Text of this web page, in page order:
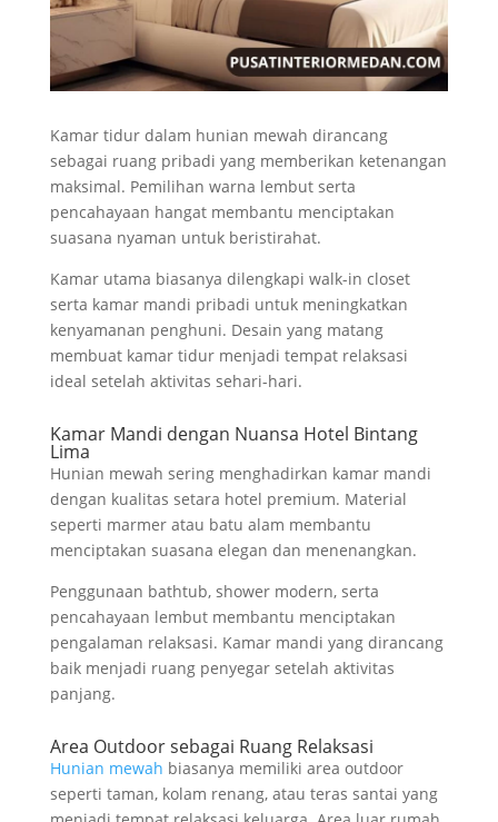
Kamar tidur dalam hunian mewah dirancang
sebagai ruang pribadi yang memberikan ketenangan
maksimal. Pemilihan warna lembut serta
pencahayaan hangat membantu menciptakan
suasana nyaman untuk beristirahat.
Kamar utama biasanya dilengkapi walk-in closet
serta kamar mandi pribadi untuk meningkatkan
kenyamanan penghuni. Desain yang matang
membuat kamar tidur menjadi tempat relaksasi
ideal setelah aktivitas sehari-hari.
Kamar Mandi dengan Nuansa Hotel Bintang
Lima
Hunian mewah sering menghadirkan kamar mandi
dengan kualitas setara hotel premium. Material
seperti marmer atau batu alam membantu
menciptakan suasana elegan dan menenangkan.
Penggunaan bathtub, shower modern, serta
pencahayaan lembut membantu menciptakan
pengalaman relaksasi. Kamar mandi yang dirancang
baik menjadi ruang penyegar setelah aktivitas
panjang.
Area Outdoor sebagai Ruang Relaksasi
Hunian mewah biasanya memiliki area outdoor
seperti taman, kolam renang, atau teras santai yang